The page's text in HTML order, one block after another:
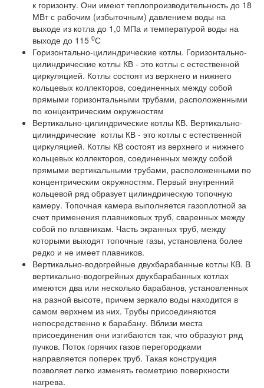
к горизонту. Они имеют теплопроизводительность до 18
МВт с рабочим (избыточным) давлением воды на
выходе из котла до 1,0 МПа и температурой воды на
выходе до 115 0С
Горизонтально-цилиндрические котлы. Горизонтально-
цилиндрические котлы КВ - это котлы с естественной
циркуляцией. Котлы состоят из верхнего и нижнего
кольцевых коллекторов, соединенных между собой
прямыми горизонтальными трубами, расположенными
по концентрическим окружностям
Вертикально-цилиндрические котлы КВ. Вертикально-
цилиндрические котлы КВ - это котлы с естественной
циркуляцией. Котлы КВ состоят из верхнего и нижнего
кольцевых коллекторов, соединенных между собой
прямыми вертикальными трубами, расположенными по
концентрическим окружностям. Первый внутренний
кольцевой ряд образует цилиндрическую топочную
камеру. Топочная камера выполняется газоплотной за
счет применения плавниковых труб, сваренных между
собой по плавникам. Часть экранных труб, между
которыми выходят топочные газы, установлена более
редко и не имеет плавников.
Вертикально-водогрейные двухбарабанные котлы КВ. В
вертикально-водогрейных двухбарабанных котлах
имеются два или несколько барабанов, установленных
на разной высоте, причем зеркало воды находится в
самом верхнем из них. Трубы присоединяются
непосредственно к барабану. Вблизи места
присоединения они изгибаются так, что образуют ряд
пучков. Поток горячих газов перегородками
направляется поперек труб. Такая конструкция
позволяет легко изменять геометрию поверхности
нагрева.